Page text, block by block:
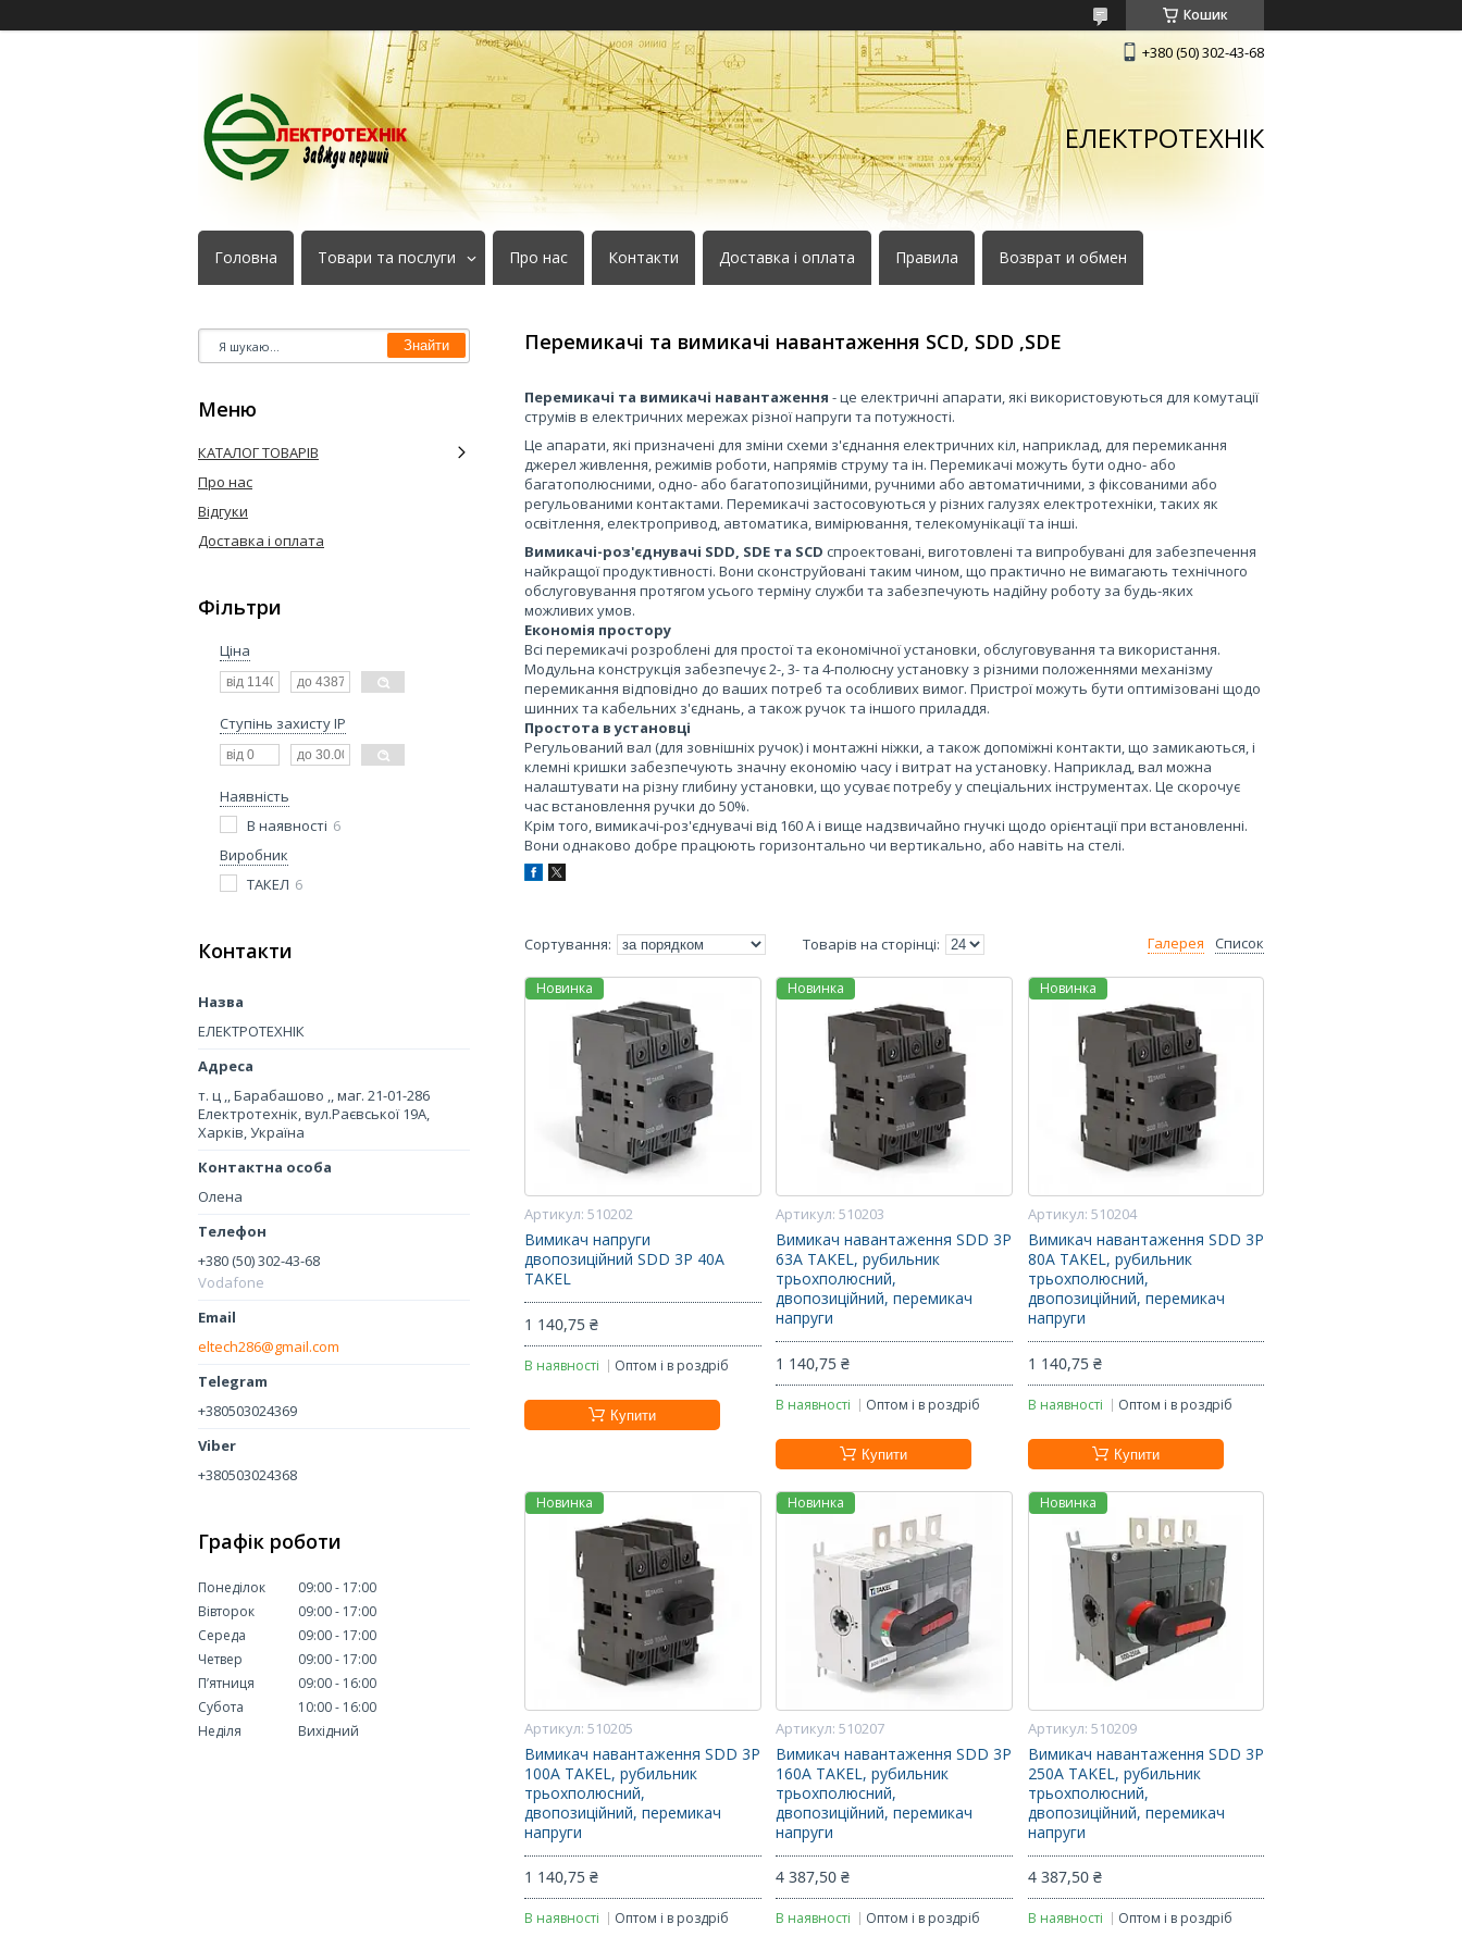
Кошик
+380 (50) 302-43-68
ЕЛЕКТРОТЕХНІК
Головна Товари та послуги Про нас Контакти Доставка і оплата Правила Возврат и обмен
Перемикачі та вимикачі навантаження SCD, SDD ,SDE
Перемикачі та вимикачі навантаження - це електричні апарати, які використовуються для комутації
струмів в електричних мережах різної напруги та потужності.
Це апарати, які призначені для зміни схеми з'єднання електричних кіл, наприклад, для перемикання
джерел живлення, режимів роботи, напрямів струму та ін. Перемикачі можуть бути одно- або
багатополюсними, одно- або багатопозиційними, ручними або автоматичними, з фіксованими або
регульованими контактами. Перемикачі застосовуються у різних галузях електротехніки, таких як
освітлення, електропривод, автоматика, вимірювання, телекомунікації та інші.
Вимикачі-роз'єднувачі SDD, SDE та SCD спроектовані, виготовлені та випробувані для забезпечення
найкращої продуктивності. Вони сконструйовані таким чином, що практично не вимагають технічного
обслуговування протягом усього терміну служби та забезпечують надійну роботу за будь-яких
можливих умов.
Економія простору
Всі перемикачі розроблені для простої та економічної установки, обслуговування та використання.
Модульна конструкція забезпечує 2-, 3- та 4-полюсну установку з різними положеннями механізму
перемикання відповідно до ваших потреб та особливих вимог. Пристрої можуть бути оптимізовані щодо
шинних та кабельних з'єднань, а також ручок та іншого приладдя.
Простота в установці
Регульований вал (для зовнішніх ручок) і монтажні ніжки, а також допоміжні контакти, що замикаються, і
клемні кришки забезпечують значну економію часу і витрат на установку. Наприклад, вал можна
налаштувати на різну глибину установки, що усуває потребу у спеціальних інструментах. Це скорочує
час встановлення ручки до 50%.
Крім того, вимикачі-роз'єднувачі від 160 А і вище надзвичайно гнучкі щодо орієнтації при встановленні.
Вони однаково добре працюють горизонтально чи вертикально, або навіть на стелі.
Галерея Список
Новинка
510202
Вимикач напруги
двопозиційний SDD 3P 40A
TAKEL
1 140,75 ₴
В наявності Оптом і в роздріб
Купити
Новинка
510203
Вимикач навантаження SDD 3P
63A TAKEL, рубильник
трьохполюсний,
двопозиційний, перемикач
напруги
1 140,75 ₴
В наявності Оптом і в роздріб
Купити
Новинка
510204
Вимикач навантаження SDD 3P
80A TAKEL, рубильник
трьохполюсний,
двопозиційний, перемикач
напруги
1 140,75 ₴
В наявності Оптом і в роздріб
Купити
Новинка
510205
Вимикач навантаження SDD 3P
100A TAKEL, рубильник
трьохполюсний,
двопозиційний, перемикач
напруги
1 140,75 ₴
В наявності Оптом і в роздріб
Новинка
510207
Вимикач навантаження SDD 3P
160A TAKEL, рубильник
трьохполюсний,
двопозиційний, перемикач
напруги
4 387,50 ₴
В наявності Оптом і в роздріб
Новинка
510209
Вимикач навантаження SDD 3P
250A TAKEL, рубильник
трьохполюсний,
двопозиційний, перемикач
напруги
4 387,50 ₴
В наявності Оптом і в роздріб
Знайти
КАТАЛОГ ТОВАРІВ
Про нас
Відгуки
Доставка і оплата
Фільтри
Ціна
Ступінь захисту IP
Наявність
В наявності 6
Виробник
ТАКЕЛ 6
Контакти
ЕЛЕКТРОТЕХНІК
т. ц ,, Барабашово ,, маг. 21-01-286
Електротехнік, вул.Раєвської 19А,
Харків, Україна
Олена
+380 (50) 302-43-68
Vodafone
eltech286@gmail.com
+380503024369
+380503024368
Графік роботи
Понеділок 09:00
17:00
Вівторок
09:00
17:00
Середа
09:00
17:00
Четвер
09:00
17:00
Пʼятниця
09:00
16:00
Субота
10:00
16:00
Неділя
Вихідний